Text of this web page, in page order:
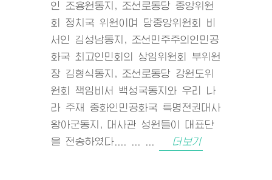
인 조용원동지, 조선로동당 중앙위원
회 정치국 위원이며 당중앙위원회 비
서인 김성남동지, 조선민주주의인민공
화국 최고인민회의 상임위원회 부위원
장 김형식동지, 조선로동당 강원도위
원회 책임비서 백성국동지와 우리 나
라 주재 중화인민공화국 특명전권대사
왕아군동지, 대사관 성원들이 대표단
을 전송하였다.... ... ...
더보기